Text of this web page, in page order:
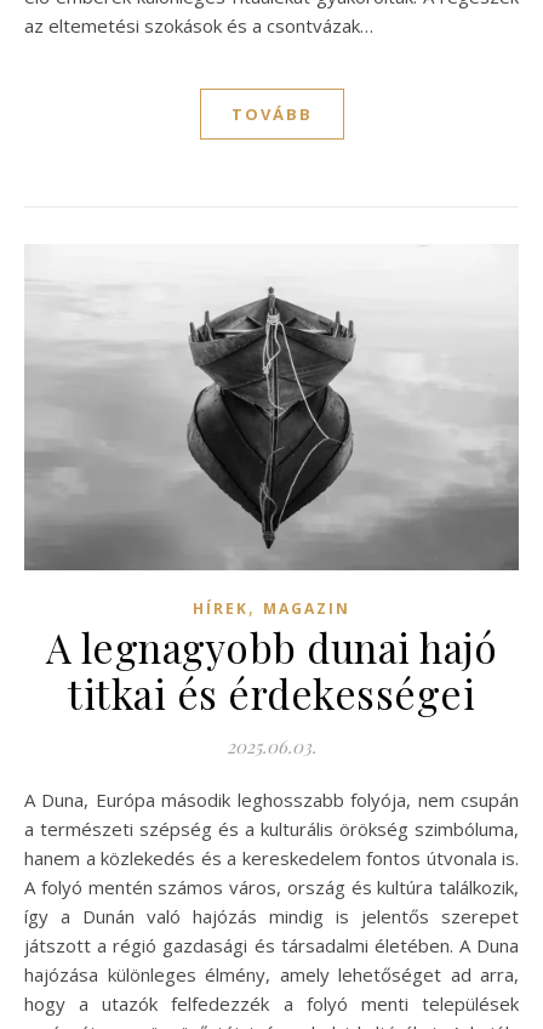
az eltemetési szokások és a csontvázak…
TOVÁBB
HÍREK, MAGAZIN
A legnagyobb dunai hajó
titkai és érdekességei
2025.06.03.
A Duna, Európa második leghosszabb folyója, nem csupán
a természeti szépség és a kulturális örökség szimbóluma,
hanem a közlekedés és a kereskedelem fontos útvonala is.
A folyó mentén számos város, ország és kultúra találkozik,
így a Dunán való hajózás mindig is jelentős szerepet
játszott a régió gazdasági és társadalmi életében. A Duna
hajózása különleges élmény, amely lehetőséget ad arra,
hogy a utazók felfedezzék a folyó menti települések